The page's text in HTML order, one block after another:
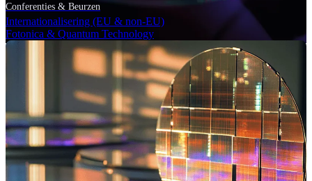
Conferenties & Beurzen
Internationalisering (EU & non-EU)
Fotonica & Quantum Technology